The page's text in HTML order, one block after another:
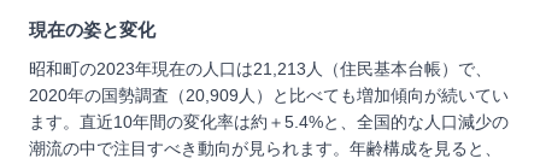
現在の姿と変化
昭和町の2023年現在の人口は21,213人（住民基本台帳）で、
2020年の国勢調査（20,909人）と比べても増加傾向が続いてい
ます。直近10年間の変化率は約＋5.4%と、全国的な人口減少の
潮流の中で注目すべき動向が見られます。年齢構成を見ると、